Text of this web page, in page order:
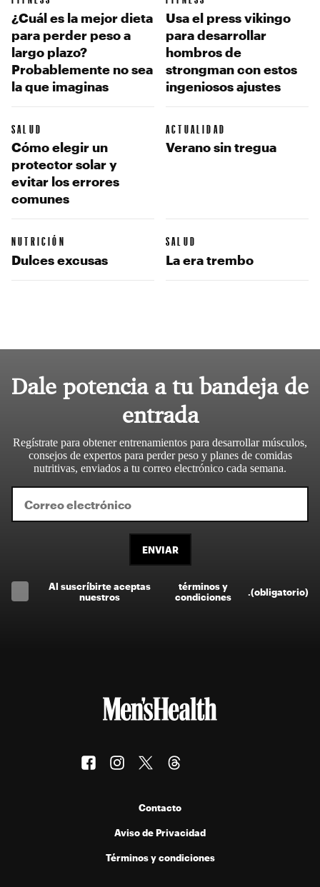
¿Cuál es la mejor dieta
para perder peso a
largo plazo?
Probablemente no sea
la que imaginas
Usa el press vikingo
para desarrollar
hombros de
strongman con estos
ingeniosos ajustes
SALUD
Cómo elegir un
protector solar y
evitar los errores
comunes
ACTUALIDAD
Verano sin tregua
NUTRICIÓN
Dulces excusas
SALUD
La era trembo
Dale potencia a tu bandeja de
entrada
Regístrate para obtener entrenamientos para desarrollar músculos,
consejos de expertos para perder peso y planes de comidas
nutritivas, enviados a tu correo electrónico cada semana.
ENVIAR
Al suscríbirte aceptas
nuestros
términos y
condiciones
(obligatorio)
Contacto
Aviso de Privacidad
Términos y condiciones